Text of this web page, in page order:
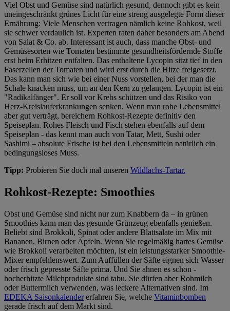
Viel Obst und Gemüse sind natürlich gesund, dennoch gibt es kein
uneingeschränkt grünes Licht für eine streng ausgelegte Form dieser
Ernährung: Viele Menschen vertragen nämlich keine Rohkost, weil
sie schwer verdaulich ist. Experten raten daher besonders am Abend
von Salat & Co. ab. Interessant ist auch, dass manche Obst- und
Gemüsesorten wie Tomaten bestimmte gesundheitsfördernde Stoffe
erst beim Erhitzen entfalten. Das enthaltene Lycopin sitzt tief in den
Faserzellen der Tomaten und wird erst durch die Hitze freigesetzt.
Das kann man sich wie bei einer Nuss vorstellen, bei der man die
Schale knacken muss, um an den Kern zu gelangen. Lycopin ist ein
"Radikalfänger". Er soll vor Krebs schützen und das Risiko von
Herz-Kreislauferkrankungen senken. Wenn man rohe Lebensmittel
aber gut verträgt, bereichern Rohkost-Rezepte definitiv den
Speiseplan. Rohes Fleisch und Fisch stehen ebenfalls auf dem
Speiseplan - das kennt man auch von Tatar, Mett, Sushi oder
Sashimi – absolute Frische ist bei den Lebensmitteln natürlich ein
bedingungsloses Muss.
Tipp: Probieren Sie doch mal unseren Wildlachs-Tartar.
Rohkost-Rezepte: Smoothies
Obst und Gemüse sind nicht nur zum Knabbern da – in grünen
Smoothies kann man das gesunde Grünzeug ebenfalls genießen.
Beliebt sind Brokkoli, Spinat oder andere Blattsalate im Mix mit
Bananen, Birnen oder Äpfeln. Wenn Sie regelmäßig hartes Gemüse
wie Brokkoli verarbeiten möchten, ist ein leistungsstarker Smoothie-
Mixer empfehlenswert. Zum Auffüllen der Säfte eignen sich Wasser
oder frisch gepresste Säfte prima. Und Sie ahnen es schon -
hocherhitzte Milchprodukte sind tabu. Sie dürfen aber Rohmilch
oder Buttermilch verwenden, was leckere Alternativen sind. Im
EDEKA Saisonkalendererfahren Sie, welche Vitaminbomben
gerade frisch auf dem Markt sind.